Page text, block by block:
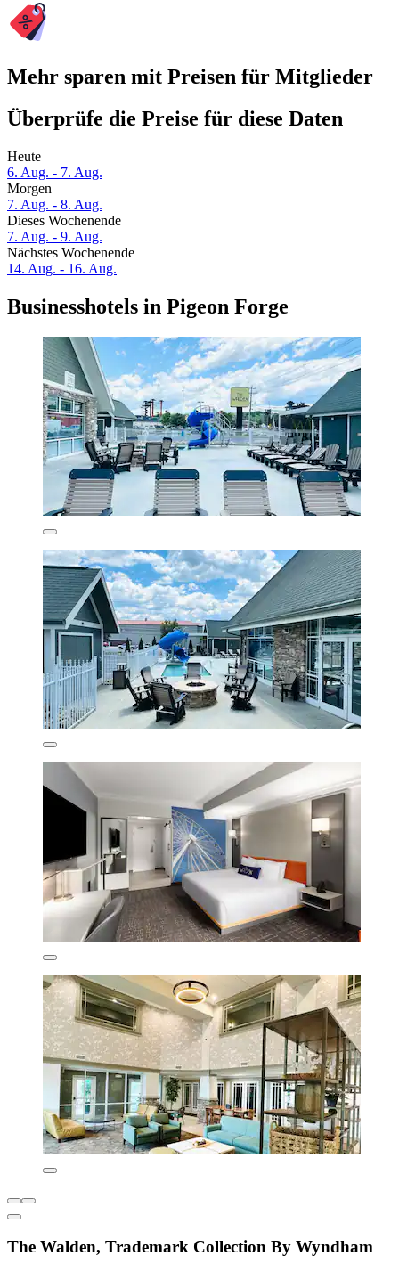
Mehr sparen mit Preisen für Mitglieder
Überprüfe die Preise für diese Daten
Heute
6. Aug. - 7. Aug.
Morgen
7. Aug. - 8. Aug.
Dieses Wochenende
7. Aug. - 9. Aug.
Nächstes Wochenende
14. Aug. - 16. Aug.
Businesshotels in Pigeon Forge
The Walden, Trademark Collection By Wyndham